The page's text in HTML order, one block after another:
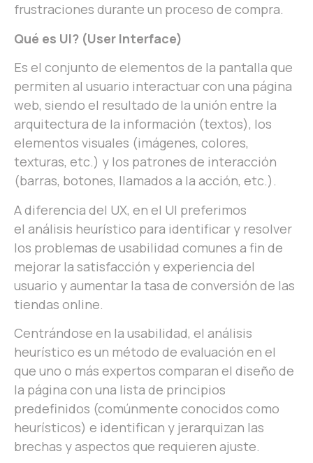
frustraciones durante un proceso de compra.
Qué es UI? (User Interface)
Es el conjunto de elementos de la pantalla que
permiten al usuario interactuar con una página
web, siendo el resultado de la unión entre la
arquitectura de la información (textos), los
elementos visuales (imágenes, colores,
texturas, etc.) y los patrones de interacción
(barras, botones, llamados a la acción, etc.).
A diferencia del UX, en el UI preferimos
el análisis heurístico para identificar y resolver
los problemas de usabilidad comunes a fin de
mejorar la satisfacción y experiencia del
usuario y aumentar la tasa de conversión de las
tiendas online.
Centrándose en la usabilidad, el análisis
heurístico es un método de evaluación en el
que uno o más expertos comparan el diseño de
la página con una lista de principios
predefinidos (comúnmente conocidos como
heurísticos) e identifican y jerarquizan las
brechas y aspectos que requieren ajuste.